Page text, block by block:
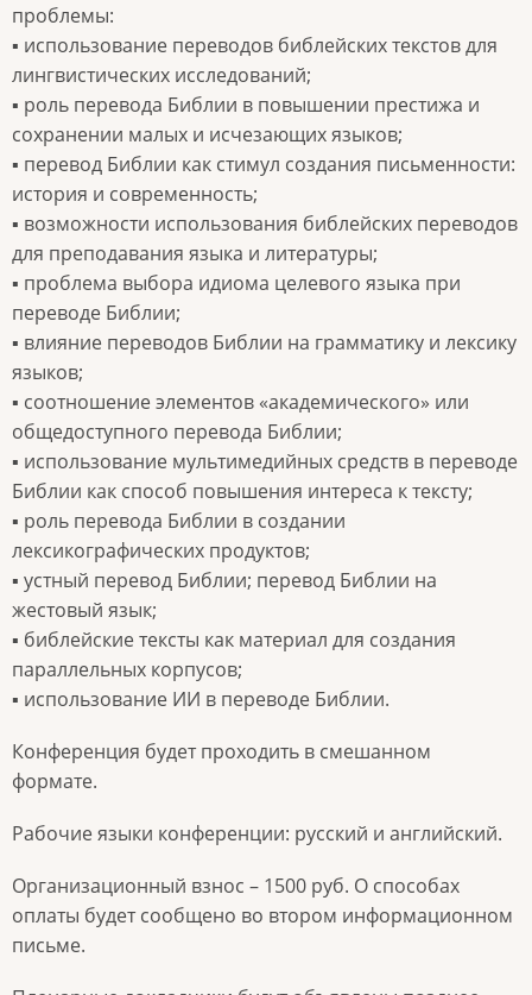
проблемы:
▪ использование переводов библейских текстов для
лингвистических исследований;
▪ роль перевода Библии в повышении престижа и
сохранении малых и исчезающих языков;
▪ перевод Библии как стимул создания письменности:
история и современность;
▪ возможности использования библейских переводов
для преподавания языка и литературы;
▪ проблема выбора идиома целевого языка при
переводе Библии;
▪ влияние переводов Библии на грамматику и лексику
языков;
▪ соотношение элементов «академического» или
общедоступного перевода Библии;
▪ использование мультимедийных средств в переводе
Библии как способ повышения интереса к тексту;
▪ роль перевода Библии в создании
лексикографических продуктов;
▪ устный перевод Библии; перевод Библии на
жестовый язык;
▪ библейские тексты как материал для создания
параллельных корпусов;
▪ использование ИИ в переводе Библии.
Конференция будет проходить в смешанном
формате.
Рабочие языки конференции: русский и английский.
Организационный взнос – 1500 руб. О способах
оплаты будет сообщено во втором информационном
письме.